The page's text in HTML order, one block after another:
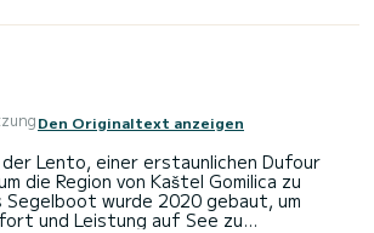
Den Originaltext anzeigen
der Lento, einer erstaunlichen Dufour
die Region von Kaštel Gomilica zu
Segelboot wurde 2020 gebaut, um
und Leistung auf See zu